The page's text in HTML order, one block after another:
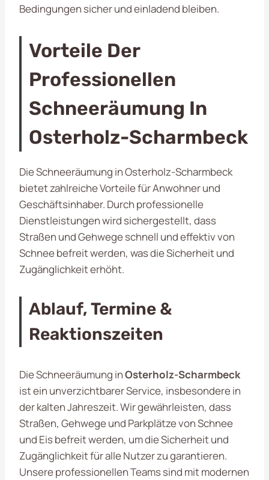
Bedingungen sicher und einladend bleiben.
Vorteile Der
Professionellen
Schneeräumung In
Osterholz-Scharmbeck
Die Schneeräumung in Osterholz-Scharmbeck
bietet zahlreiche Vorteile für Anwohner und
Geschäftsinhaber. Durch professionelle
Dienstleistungen wird sichergestellt, dass
Straßen und Gehwege schnell und effektiv von
Schnee befreit werden, was die Sicherheit und
Zugänglichkeit erhöht.
Ablauf, Termine &
Reaktionszeiten
Die Schneeräumung inOsterholz-Scharmbeck
ist ein unverzichtbarer Service, insbesondere in
der kalten Jahreszeit. Wir gewährleisten, dass
Straßen, Gehwege und Parkplätze von Schnee
und Eis befreit werden, um die Sicherheit und
Zugänglichkeit für alle Nutzer zu garantieren.
Unsere professionellen Teams sind mit modernen